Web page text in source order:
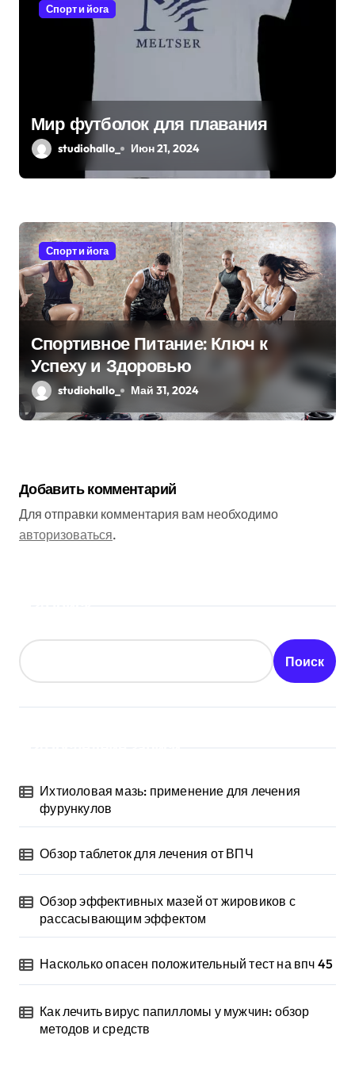
Спорт и йога
Мир футболок для плавания
studiohallo_ Июн 21, 2024
Спорт и йога
Спортивное Питание: Ключ к
Успеху и Здоровью
studiohallo_ Май 31, 2024
Добавить комментарий
Для отправки комментария вам необходимо
авторизоваться.
Поиск
Ихтиоловая мазь: применение для лечения
фурункулов
Обзор таблеток для лечения от ВПЧ
Обзор эффективных мазей от жировиков с
рассасывающим эффектом
Насколько опасен положительный тест на впч 45
Как лечить вирус папилломы у мужчин: обзор
методов и средств